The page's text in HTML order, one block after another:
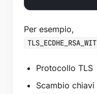
Per esempio,
Protocollo TLS
Scambio chiavi